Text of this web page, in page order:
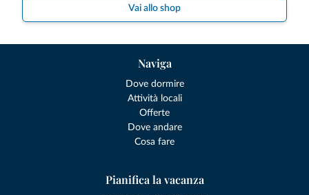
Vai allo shop
Naviga
Dove dormire
Attività locali
Offerte
Dove andare
Cosa fare
Pianifica la vacanza